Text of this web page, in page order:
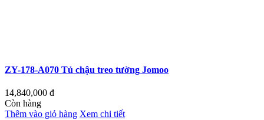
ZY-178-A070 Tủ chậu treo tường Jomoo
14,840,000 đ
Còn hàng
Thêm vào giỏ hàng Xem chi tiết